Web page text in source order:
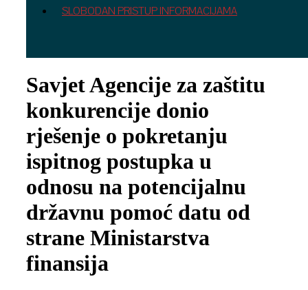
SLOBODAN PRISTUP INFORMACIJAMA
Savjet Agencije za zaštitu
konkurencije donio
rješenje o pokretanju
ispitnog postupka u
odnosu na potencijalnu
državnu pomoć datu od
strane Ministarstva
finansija